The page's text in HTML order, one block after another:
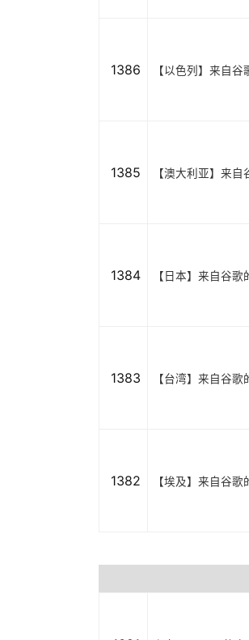
1386 【以色列】来自
1385 【澳大利亚】来
1384 【日本】来自谷歌
1383 【台湾】来自谷歌
1382 【埃及】来自谷歌